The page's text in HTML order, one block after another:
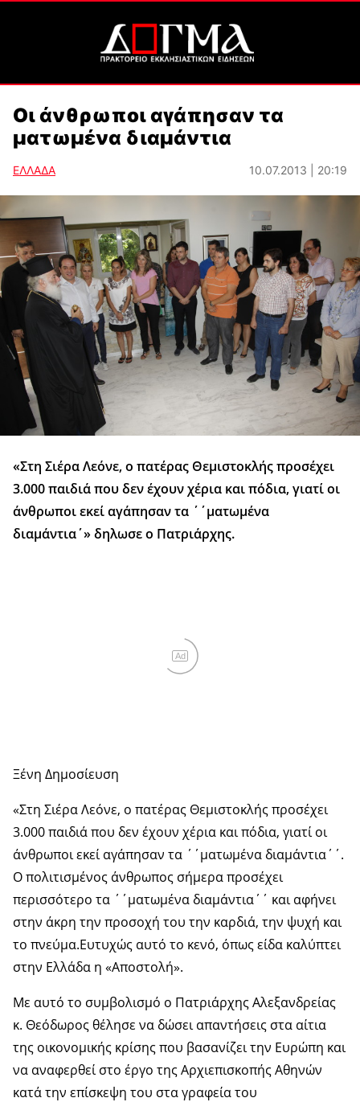
Οι άνθρωποι αγάπησαν τα
ματωμένα διαμάντια
ΕΛΛΑΔΑ 10.07.2013 | 20:19
«Στη Σιέρα Λεόνε, ο πατέρας Θεμιστοκλής προσέχει
3.000 παιδιά που δεν έχουν χέρια και πόδια, γιατί οι
άνθρωποι εκεί αγάπησαν τα ΄΄ματωμένα
διαμάντια΄» δηλωσε ο Πατριάρχης.
Ad
Ξένη Δημοσίευση
«Στη Σιέρα Λεόνε, ο πατέρας Θεμιστοκλής προσέχει
3.000 παιδιά που δεν έχουν χέρια και πόδια, γιατί οι
άνθρωποι εκεί αγάπησαν τα ΄΄ματωμένα διαμάντια΄΄.
Ο πολιτισμένος άνθρωπος σήμερα προσέχει
περισσότερο τα ΄΄ματωμένα διαμάντια΄΄ και αφήνει
στην άκρη την προσοχή του την καρδιά, την ψυχή και
το πνεύμα.Ευτυχώς αυτό το κενό, όπως είδα καλύπτει
στην Ελλάδα η «Αποστολή».
Με αυτό το συμβολισμό ο Πατριάρχης Αλεξανδρείας
κ. Θεόδωρος θέλησε να δώσει απαντήσεις στα αίτια
της οικονομικής κρίσης που βασανίζει την Ευρώπη και
να αναφερθεί στο έργο της Αρχιεπισκοπής Αθηνών
κατά την επίσκεψη του στα γραφεία του